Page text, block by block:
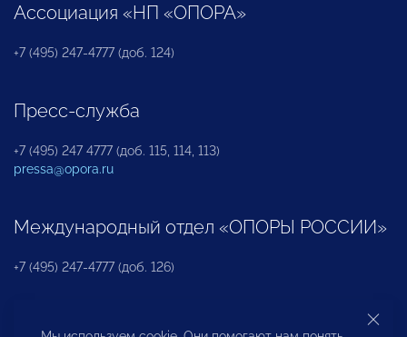
Ассоциация «НП «ОПОРА»
+7 (495) 247-4777 (доб. 124)
Пресс-служба
+7 (495) 247 4777 (доб. 115, 114, 113)
pressa@opora.ru
Международный отдел «ОПОРЫ РОССИИ»
+7 (495) 247-4777 (доб. 126)
Бюро по защите прав предпринимателей и